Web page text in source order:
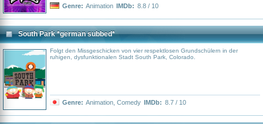
Genre: Animation IMDb: 8.8 / 10
South Park *german subbed*
Folgt den Missgeschicken von vier respektlosen Grundschülern in der
ruhigen, dysfunktionalen Stadt South Park, Colorado.
Genre: Animation Comedy IMDb: 8.7 / 10